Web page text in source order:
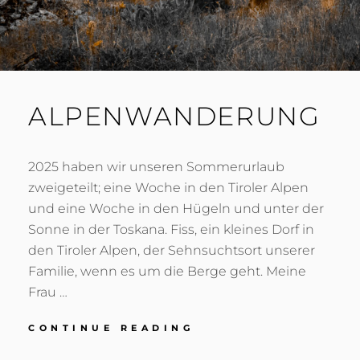
ALPENWANDERUNG
2025 haben wir unseren Sommerurlaub
zweigeteilt; eine Woche in den Tiroler Alpen
und eine Woche in den Hügeln und unter der
Sonne in der Toskana. Fiss, ein kleines Dorf in
den Tiroler Alpen, der Sehnsuchtsort unserer
Familie, wenn es um die Berge geht. Meine
Frau …
CONTINUE READING